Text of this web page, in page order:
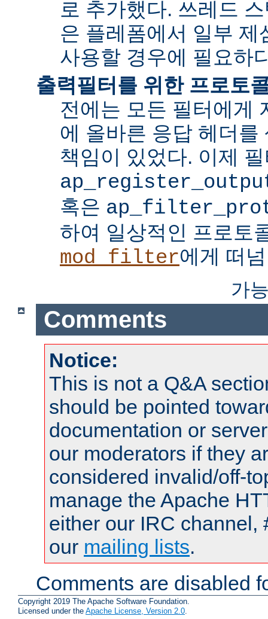
로 추가했다. 쓰레드
은 플레폼에서 일부 제
사용할 경우에 필요하
출력필터를 위한 프로토
전에는 모든 필터에게
에 올바른 응답 헤더를
책임이 있었다. 이제
혹은
하여 일상적인 프로토
mod_filter에게 떠
가
Comments
Notice:
This is not a Q&A
should be pointed
documentation or
our moderators if they
considered invalid/off-
manage the Apache
either our IRC channel,
our mailing lists.
Comments are disabled
Copyright 2019 The Apache Software Foundation.
Licensed under the Apache License, Version 2.0.